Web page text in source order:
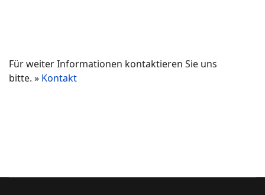
Für weiter Informationen kontaktieren Sie uns
bitte. » Kontakt